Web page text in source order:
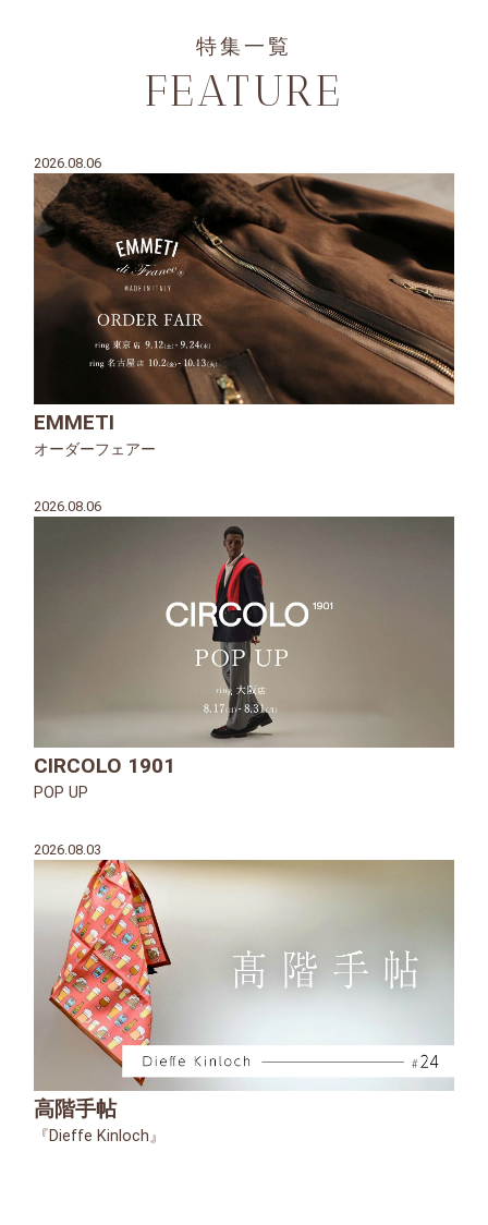
特集一覧
FEATURE
2026.08.06
EMMETI
オーダーフェアー
2026.08.06
CIRCOLO 1901
POP UP
2026.08.03
高階手帖
『Dieffe Kinloch』